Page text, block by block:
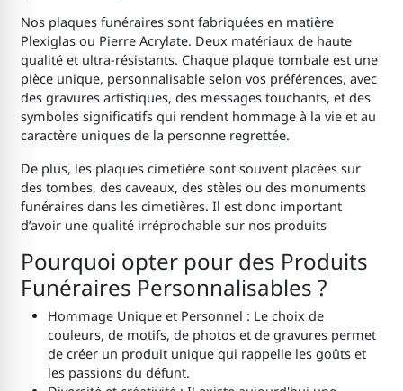
Nos plaques funéraires sont fabriquées en matière
Plexiglas ou Pierre Acrylate. Deux matériaux de haute
qualité et ultra-résistants. Chaque plaque tombale est une
pièce unique, personnalisable selon vos préférences, avec
des gravures artistiques, des messages touchants, et des
symboles significatifs qui rendent hommage à la vie et au
caractère uniques de la personne regrettée.
De plus, les plaques cimetière sont souvent placées sur
des tombes, des caveaux, des stèles ou des monuments
funéraires dans les cimetières. Il est donc important
d’avoir une qualité irréprochable sur nos produits
Pourquoi opter pour des Produits
Funéraires Personnalisables ?
Hommage Unique et Personnel : Le choix de
couleurs, de motifs, de photos et de gravures permet
de créer un produit unique qui rappelle les goûts et
les passions du défunt.